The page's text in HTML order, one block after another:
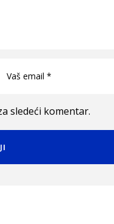
sledeći komentar.